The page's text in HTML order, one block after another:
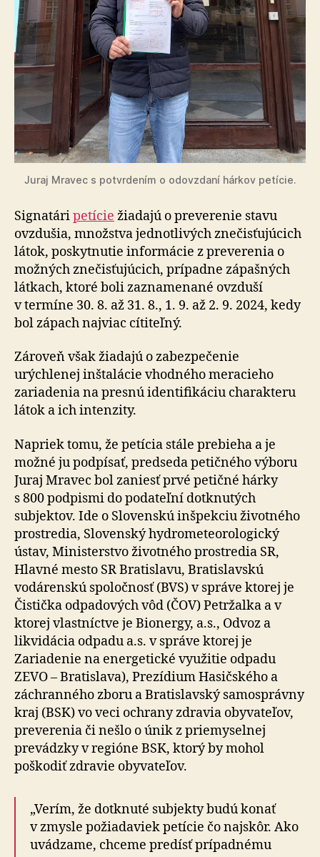
Juraj Mravec s potvrdením o odovzdaní hár­kov pe­tí­cie.
Signatáripetície žiadajú o preverenie stavu
ovzdušia, množstva jednotlivých znečisťujúcich
látok, poskytnutie informácie z preverenia o
možných znečisťujúcich, prípadne zápašných
látkach, ktoré boli zaznamenané ovzduší
v termíne 30. 8. až 31. 8., 1. 9. až 2. 9. 2024, kedy
bol zápach najviac cítiteľný.
Zároveň však žiadajú o zabezpečenie
urýchlenej inštalácie vhodného meracieho
zariadenia na presnú identifikáciu charakteru
látok a ich intenzity.
Napriek tomu, že petícia stále prebieha a je
možné ju podpísať, predseda petičného výboru
Juraj Mravec bol zaniesť prvé petičné hárky
s 800 podpismi do podateľní dotknutých
subjektov. Ide o Slovenskú inšpekciu životného
prostredia, Slovenský hydrometeorologický
ústav, Ministerstvo životného prostredia SR,
Hlavné mesto SR Bratislavu, Bratislavskú
vodárenskú spoločnosť (BVS) v správe ktorej je
Čistička odpadových vôd (ČOV) Petržalka a v
ktorej vlastníctve je Bionergy, a.s., Odvoz a
likvidácia odpadu a.s. v správe ktorej je
Zariadenie na energetické využitie odpadu
ZEVO – Bratislava), Prezídium Hasičského a
záchranného zboru a Bratislavský samosprávny
kraj (BSK) vo veci ochrany zdravia obyvateľov,
preverenia či nešlo o únik z priemyselnej
prevádzky v regióne BSK, ktorý by mohol
poškodiť zdravie obyvateľov.
„Verím, že dotknuté subjekty budú konať
v zmysle požiadaviek petície čo najskôr. Ako
uvádzame, chceme predísť prípadnému